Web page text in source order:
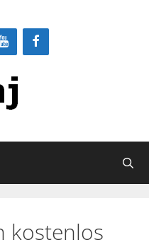
kostenlos